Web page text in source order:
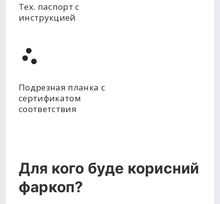
Тех. паспорт с
инструкцией
Подрезная планка с
сертификатом
соответствия
Для кого буде корисний
фаркоп?